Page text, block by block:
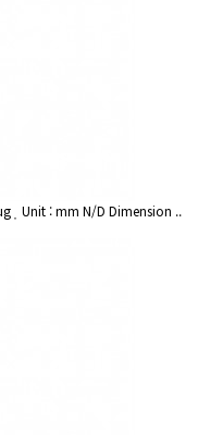
Unit : mm N/D Dimension ..